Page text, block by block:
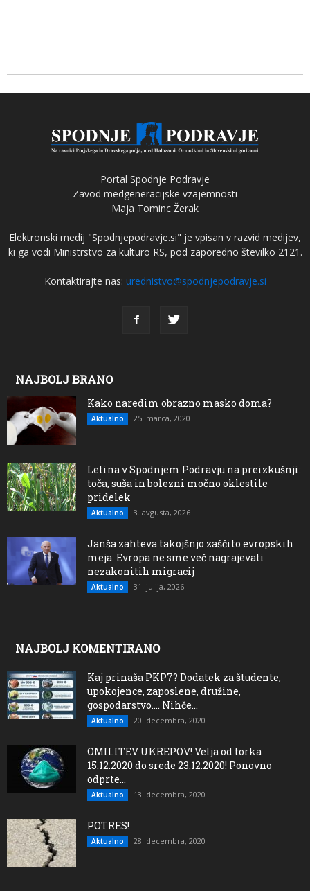
Portal Spodnje Podravje
Zavod medgeneracijske vzajemnosti
Maja Tominc Žerak
Elektronski medij "Spodnjepodravje.si" je vpisan v razvid medijev,
ki ga vodi Ministrstvo za kulturo RS, pod zaporedno številko 2121.
Kontaktirajte nas: urednistvo@spodnjepodravje.si
NAJBOLJ BRANO
Kako naredim obrazno masko doma?
Aktualno 25. marca, 2020
Letina v Spodnjem Podravju na preizkušnji:
toča, suša in bolezni močno oklestile
pridelek
Aktualno 3. avgusta, 2026
Janša zahteva takojšnjo zaščito evropskih
meja: Evropa ne sme več nagrajevati
nezakonitih migracij
Aktualno 31. julija, 2026
NAJBOLJ KOMENTIRANO
Kaj prinaša PKP7? Dodatek za študente,
upokojence, zaposlene, družine,
gospodarstvo…. Nihče...
Aktualno 20. decembra, 2020
OMILITEV UKREPOV! Velja od torka
15.12.2020 do srede 23.12.2020! Ponovno
odprte...
Aktualno 13. decembra, 2020
POTRES!
Aktualno 28. decembra, 2020